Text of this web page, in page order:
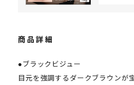
商品詳細
●ブラックビジュー
目元を強調するダークブラウンが